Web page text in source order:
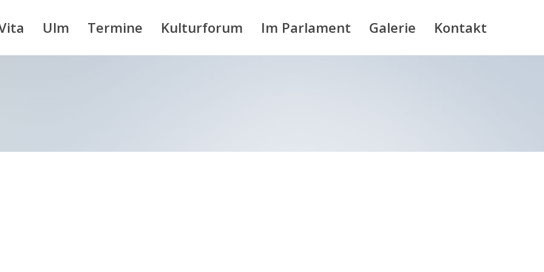
Ulm Termine Kulturforum Im Parlament Galerie Kontakt